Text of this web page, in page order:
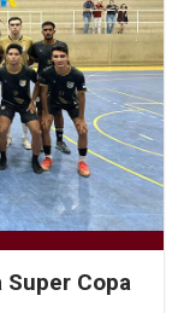
Super Copa